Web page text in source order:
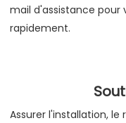
mail d'assistance pour
rapidement.
Assurer l'installation,